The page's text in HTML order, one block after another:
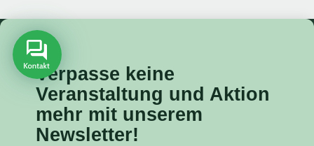
Verpasse keine
Veranstaltung und Aktion
mehr mit unserem
Newsletter!